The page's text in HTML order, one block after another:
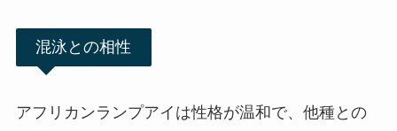
混泳との相性
アフリカンランプアイは性格が温和で、他種との